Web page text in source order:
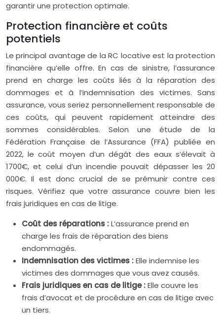
garantir une protection optimale.
Protection financière et coûts
potentiels
Le principal avantage de la RC locative est la protection
financière qu’elle offre. En cas de sinistre, l’assurance
prend en charge les coûts liés à la réparation des
dommages et à l’indemnisation des victimes. Sans
assurance, vous seriez personnellement responsable de
ces coûts, qui peuvent rapidement atteindre des
sommes considérables. Selon une étude de la
Fédération Française de l’Assurance (FFA) publiée en
2022, le coût moyen d’un dégât des eaux s’élevait à
1700€, et celui d’un incendie pouvait dépasser les 20
000€. Il est donc crucial de se prémunir contre ces
risques. Vérifiez que votre assurance couvre bien les
frais juridiques en cas de litige.
Coût des réparations :L’assurance prend en
charge les frais de réparation des biens
endommagés.
Indemnisation des victimes :Elle indemnise les
victimes des dommages que vous avez causés.
Frais juridiques en cas de litige :Elle couvre les
frais d’avocat et de procédure en cas de litige avec
un tiers.